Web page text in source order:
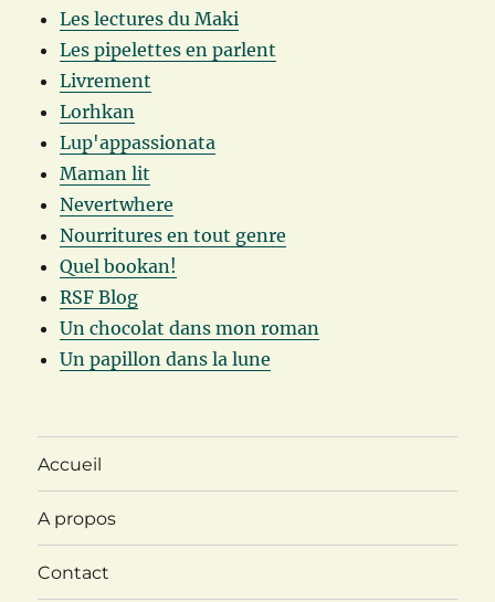
Les lectures du Maki
Les pipelettes en parlent
Livrement
Lorhkan
Lup'appassionata
Maman lit
Nevertwhere
Nourritures en tout genre
Quel bookan!
RSF Blog
Un chocolat dans mon roman
Un papillon dans la lune
Accueil
A propos
Contact